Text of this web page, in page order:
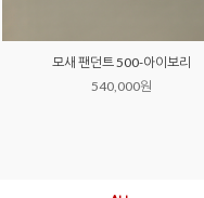
모새 팬던트 500-아이보리
540,000원